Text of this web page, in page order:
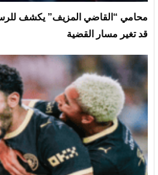
محامي “القاضي المزيف” يكشف
قد تغير مسار القضية